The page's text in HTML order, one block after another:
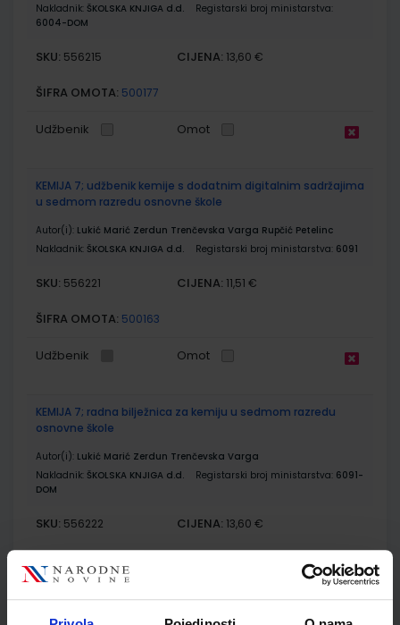
Nakladnik: ŠKOLSKA KNJIGA d.d.
Registarski broj ministarstva:
6004-DOM
SKU: 556215 CIJENA: 13,60 €
ŠIFRA OMOTA: 500177
Udžbenik Omot
KEMIJA 7; udžbenik kemije s dodatnim digitalnim sadržajima
u sedmom razredu osnovne škole
Autor(i): Lukić Marić Zerdun Trenčevska Varga Rupčić Petelinc
Nakladnik: ŠKOLSKA KNJIGA d.d. Registarski broj ministarstva: 6091
SKU: 556221 CIJENA: 11,51 €
ŠIFRA OMOTA: 500163
Udžbenik Omot
KEMIJA 7; radna bilježnica za kemiju u sedmom razredu
osnovne škole
Autor(i): Lukić Marić Zerdun Trenčevska Varga
Nakladnik: ŠKOLSKA KNJIGA d.d. Registarski broj ministarstva: 6091-
DOM
SKU: 556222 CIJENA: 13,60 €
Udžbenik Omot